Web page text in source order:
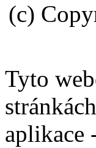
(c)
Tyto
stránkách
aplikace